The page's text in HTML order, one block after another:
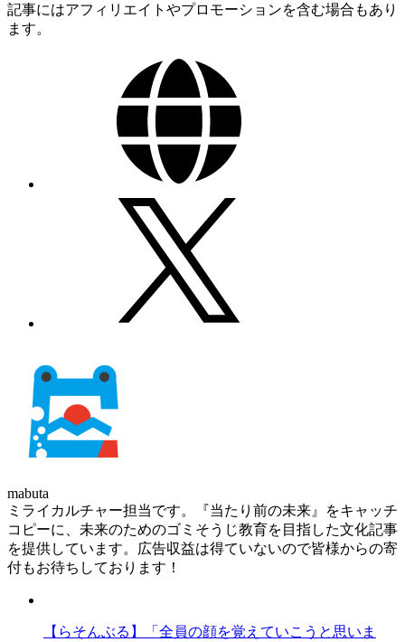
記事にはアフィリエイトやプロモーションを含む場合もあり
ます。
mabuta
ミライカルチャー担当です。『当たり前の未来』をキャッチ
コピーに、未来のためのゴミそうじ教育を目指した文化記事
を提供しています。広告収益は得ていないので皆様からの寄
付もお待ちしております！
【らそんぶる】「全員の顔を覚えていこうと思いま